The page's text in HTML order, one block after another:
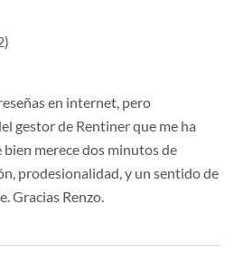
en internet, pero
gestor de Rentiner que me ha
merece dos minutos de
prodesionalidad, y un sentido de
Gracias Renzo.